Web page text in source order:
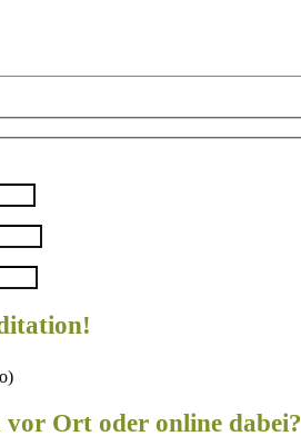
Ort oder online dabei?